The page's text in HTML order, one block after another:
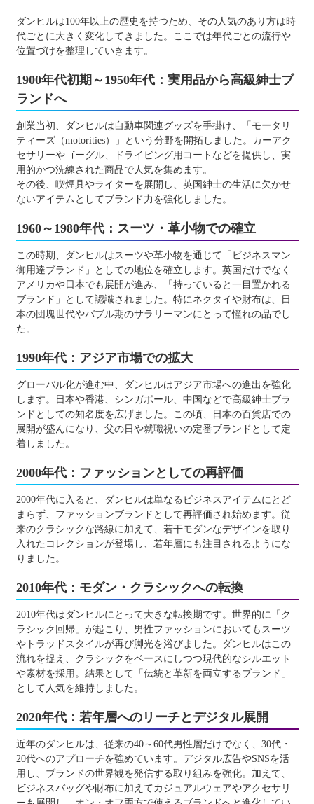
ダンヒルは100年以上の歴史を持つため、その人気のあり方は時
代ごとに大きく変化してきました。ここでは年代ごとの流行や
位置づけを整理していきます。
1900年代初期～1950年代：実用品から高級紳士ブ
ランドへ
創業当初、ダンヒルは自動車関連グッズを手掛け、「モータリ
ティーズ（motorities）」という分野を開拓しました。カーアク
セサリーやゴーグル、ドライビング用コートなどを提供し、実
用的かつ洗練された商品で人気を集めます。
その後、喫煙具やライターを展開し、英国紳士の生活に欠かせ
ないアイテムとしてブランド力を強化しました。
1960～1980年代：スーツ・革小物での確立
この時期、ダンヒルはスーツや革小物を通じて「ビジネスマン
御用達ブランド」としての地位を確立します。英国だけでなく
アメリカや日本でも展開が進み、「持っていると一目置かれる
ブランド」として認識されました。特にネクタイや財布は、日
本の団塊世代やバブル期のサラリーマンにとって憧れの品でし
た。
1990年代：アジア市場での拡大
グローバル化が進む中、ダンヒルはアジア市場への進出を強化
します。日本や香港、シンガポール、中国などで高級紳士ブラ
ンドとしての知名度を広げました。この頃、日本の百貨店での
展開が盛んになり、父の日や就職祝いの定番ブランドとして定
着しました。
2000年代：ファッションとしての再評価
2000年代に入ると、ダンヒルは単なるビジネスアイテムにとど
まらず、ファッションブランドとして再評価され始めます。従
来のクラシックな路線に加えて、若干モダンなデザインを取り
入れたコレクションが登場し、若年層にも注目されるようにな
りました。
2010年代：モダン・クラシックへの転換
2010年代はダンヒルにとって大きな転換期です。世界的に「ク
ラシック回帰」が起こり、男性ファッションにおいてもスーツ
やトラッドスタイルが再び脚光を浴びました。ダンヒルはこの
流れを捉え、クラシックをベースにしつつ現代的なシルエット
や素材を採用。結果として「伝統と革新を両立するブランド」
として人気を維持しました。
2020年代：若年層へのリーチとデジタル展開
近年のダンヒルは、従来の40～60代男性層だけでなく、30代・
20代へのアプローチを強めています。デジタル広告やSNSを活
用し、ブランドの世界観を発信する取り組みを強化。加えて、
ビジネスバッグや財布に加えてカジュアルウェアやアクセサリ